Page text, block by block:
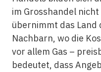
im Grosshandel
übernimmt das Land
Nachbarn, wo die
vor allem Gas –
bedeutet, dass